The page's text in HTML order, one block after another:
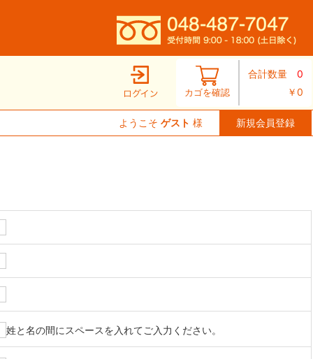
合計数量 0
￥0
カゴを確認
ようこそ ゲスト 様 新規会員登録
姓と名の間にスペースを入れてご入力ください。